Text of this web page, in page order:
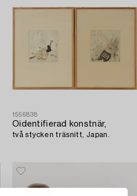
1556838
Oidentifierad konstnär,
två stycken träsnitt, Japan.